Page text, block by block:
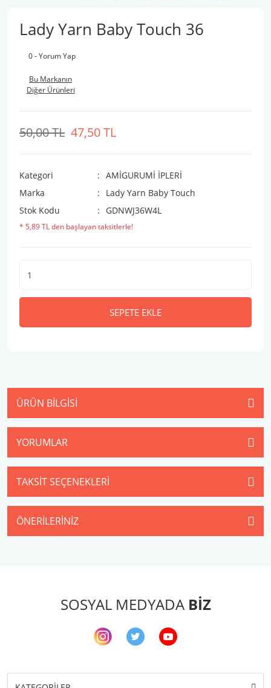
Lady Yarn Baby Touch 36
0 - Yorum Yap
Bu Markanın
Diğer Ürünleri
47,50 TL
50,00 TL
Kategori
AMİGURUMİ İPLERİ
Marka
Lady Yarn Baby Touch
Stok Kodu
GDNWJ36W4L
* 5,89 TL den başlayan taksitlerle!
SEPETE EKLE
ÜRÜN BILGISI
YORUMLAR
TAKSIT SEÇENEKLERI
ÖNERILERINIZ
SOSYAL MEDYADA BİZ